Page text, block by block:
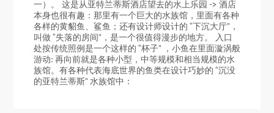
一）。 这是从亚特兰蒂斯酒店望去的水上乐园 -> 酒店
本身也很有趣：那里有一个巨大的水族馆，里面有各种
各样的黄貂鱼、鲨鱼；还有设计师设计的 “下沉大厅”，
叫做 “失落的房间”，是一个很值得漫步的地方。 入口
处按传统照例是一个这样的 “杯子” ，小鱼在里面漩涡般
游动: 再向前就是各种小型，中等规模和相当规模的水
族馆。有各种代表海底世界的鱼类在设计巧妙的 “沉没
的亚特兰蒂斯” 水族馆中：